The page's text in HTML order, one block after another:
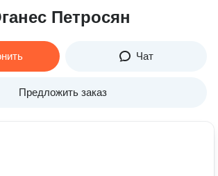
Петросян
Чат
Предложить заказ